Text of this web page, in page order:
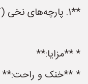
**1. پارچه‌های نخی (کتان، پنبه):**
* **مزایا:**
* **خنک و راحت:**